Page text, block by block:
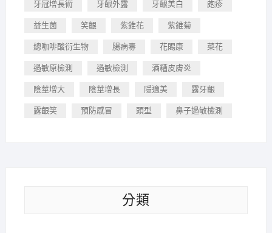
牙冠增長術 牙齦外露 牙齦美白 皰疹
益生菌 笑齦 紫錐花 紫錐菊
總咖啡酸衍生物 腸病毒 花賜康 菜花
過敏原檢測 過敏檢測 酒糟皮膚炎
陰莖增大 陰莖增長 隱適美 露牙齦
露齦笑 預防感冒 頭型 鼻子過敏檢測
分類